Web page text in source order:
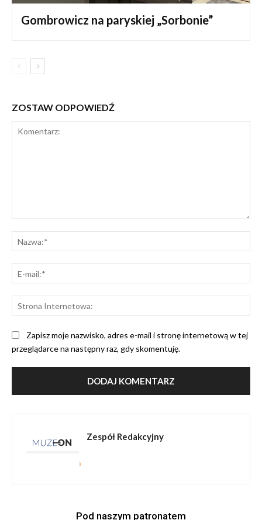
Gombrowicz na paryskiej „Sorbonie”
ZOSTAW ODPOWIEDŹ
Zapisz moje nazwisko, adres e-mail i stronę internetową w tej
przeglądarce na następny raz, gdy skomentuję.
Zespół Redakcyjny
Pod naszym patronatem